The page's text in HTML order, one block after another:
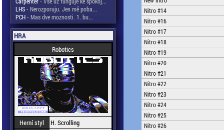
LHS- Nerozporuju. Jen mě poba...
PCH- Mas dve moznosti. 1. bu...
HRA
Robotics
Herní styl
H. Scrolling
Nitro #14
Nitro #16
Nitro #17
Nitro #18
Nitro #19
Nitro #20
Nitro #21
Nitro #22
Nitro #23
Nitro #24
Nitro #25
Nitro #26